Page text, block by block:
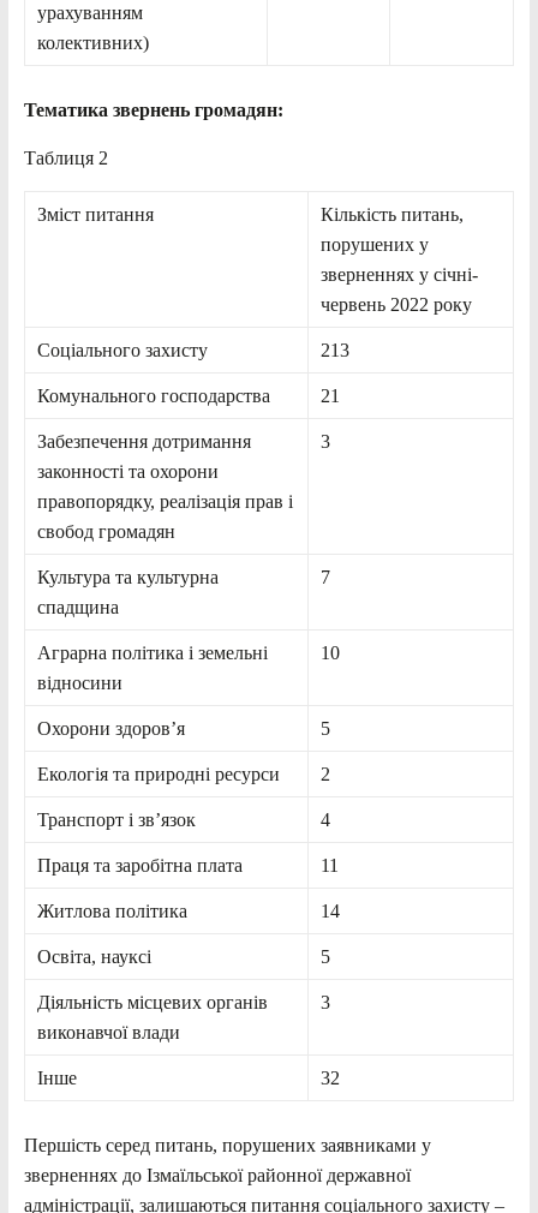
урахуванням
колективних)
Тематика звернень громадян:
Таблиця 2
Зміст питання
Кількість питань,
порушених у
зверненнях у січні-
червень 2022 року
Соціального захисту 213
Комунального господарства 21
Забезпечення дотримання
законності та охорони
правопорядку, реалізація прав і
свобод громадян
3
Культура та культурна
спадщина
7
Аграрна політика і земельні
відносини
10
Охорони здоров’я 5
Екологія та природні ресурси 2
Транспорт і зв’язок 4
Праця та заробітна плата 11
Житлова політика 14
Освіта, науксі 5
Діяльність місцевих органів
виконавчої влади
3
Інше 32
Першість серед питань, порушених заявниками у
зверненнях до Ізмаїльської районної державної
адміністрації, залишаються питання соціального захисту –